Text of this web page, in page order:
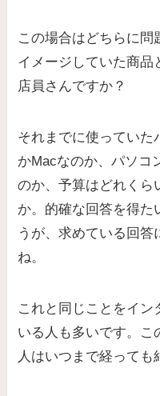
この場合はどちらに問
イメージしていた商品
店員さんですか？
それまでに使っていた
かMacなのか、パソコ
のか、予算はどれくら
か。的確な回答を得た
うが、求めている回答
ね。
これと同じことをイン
いる人も多いです。こ
人はいつまで経っても